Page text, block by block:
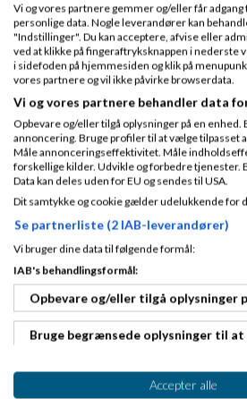
Tilmeldt
16
Indlæg
11
Indlæg ialt:
Vi og vores partnere gemmer og/eller får
personlige data. Nogle leverandører kan
"Indstillinger". Du kan acceptere, afvise eller
ved at klikke på fingeraftryksknappen i
i sidefoden på hjemmesiden og klik på
vores partnere og vil ikke påvirke browserdata.
Vi og vores partnere behandler data
Opbevare og/eller tilgå oplysninger på en
annoncering. Bruge profiler til at vælge tilpasset
Måle annonceringseffektivitet. Måle
forskellige kilder. Udvikle og forbedre
Data kan deles uden for EU og sendes til USA.
Dit samtykke og cookie gælder udelukkende for
Se partnerliste (2 IAB-leverandører)
Vi bruger dine data til følgende formål:
IAB's behandlingsformål:
Opbevare og/eller tilgå oplysninger
Bruge begrænsede oplysninger til
Oprette profiler til tilpasset
Accepter alle